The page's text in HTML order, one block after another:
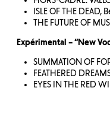
ISLE OF THE
THE FUTURE OF
Expérimental – “New
SUMMATION OF
FEATHERED
EYES IN THE RED